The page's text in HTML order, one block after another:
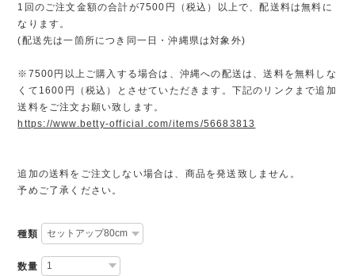
1回のご注文金額の合計が7500円（税込）以上で、配送料は無料に
なります。
(配送先は一箇所につき同一日・沖縄県は対象外)
※7500円以上ご購入する場合は、沖縄への配送は、送料を無料しな
くて1600円（税込）とさせていただきます。下記のリンクまで追加
送料をご注文お願い致します。
https://www.betty-official.com/items/56683813
追加の送料をご注文しない場合は、商品を発送致しません。
予めご了承ください。
種類
数量